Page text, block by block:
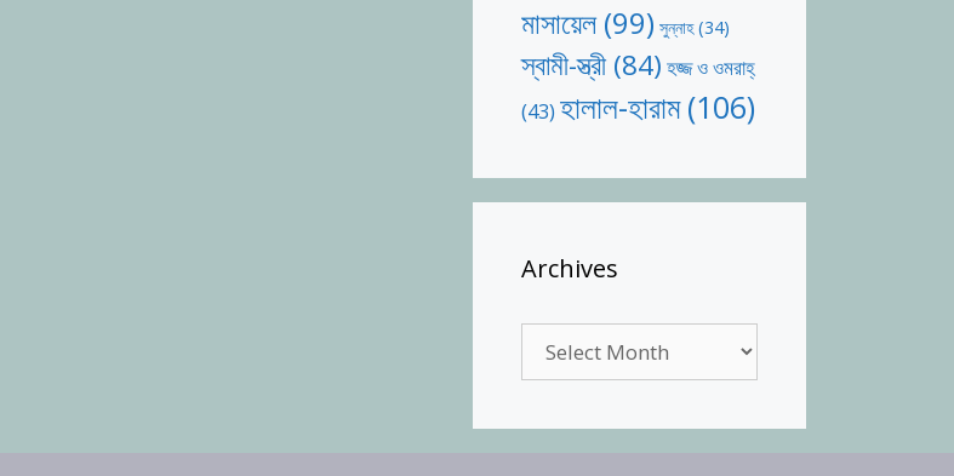
মাসায়েল(99) সুন্নাহ(34)
স্বামী-স্ত্রী(84) হজ্জ ও ওমরাহ্‌
(43) হালাল-হারাম(106)
Archives